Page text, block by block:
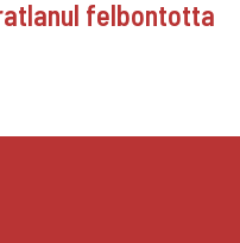
felbontotta